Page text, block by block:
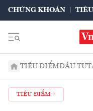
CHỨNG KHOÁN
TIÊU ĐIỂMĐẦU TƯ
TIÊU ĐIỂM